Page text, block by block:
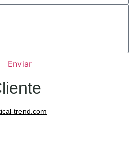
Enviar
trend.com